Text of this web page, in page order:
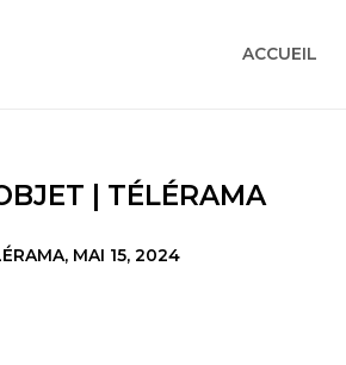
ACCUEIL
| TÉLÉRAMA
MAI 15, 2024